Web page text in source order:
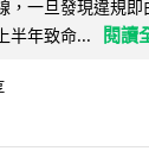
，一旦發現違規
半年致命...
閱讀